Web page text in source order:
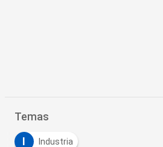
Temas
Industria